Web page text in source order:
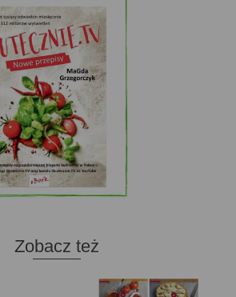
Zobacz też